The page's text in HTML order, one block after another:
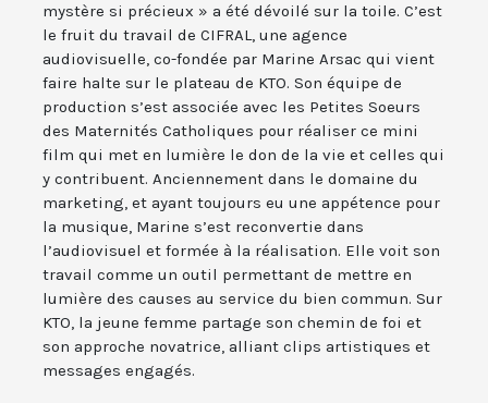
mystère si précieux » a été dévoilé sur la toile. C’est
le fruit du travail de CIFRAL, une agence
audiovisuelle, co-fondée par Marine Arsac qui vient
faire halte sur le plateau de KTO. Son équipe de
production s’est associée avec les Petites Soeurs
des Maternités Catholiques pour réaliser ce mini
film qui met en lumière le don de la vie et celles qui
y contribuent. Anciennement dans le domaine du
marketing, et ayant toujours eu une appétence pour
la musique, Marine s’est reconvertie dans
l’audiovisuel et formée à la réalisation. Elle voit son
travail comme un outil permettant de mettre en
lumière des causes au service du bien commun. Sur
KTO, la jeune femme partage son chemin de foi et
son approche novatrice, alliant clips artistiques et
messages engagés.